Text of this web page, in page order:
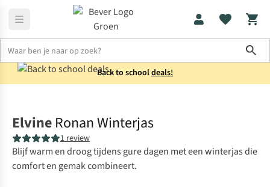
Back to schooldeals!
Elvine Ronan Winterjas
1 review
Blijf warm en droog tijdens gure dagen met een winterjas die
comfort en gemak combineert.